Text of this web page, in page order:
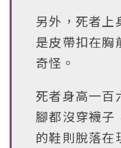
另外，死者上
是皮帶扣在胸
奇怪。
死者身高一百
腳都沒穿襪子
的鞋則脫落在